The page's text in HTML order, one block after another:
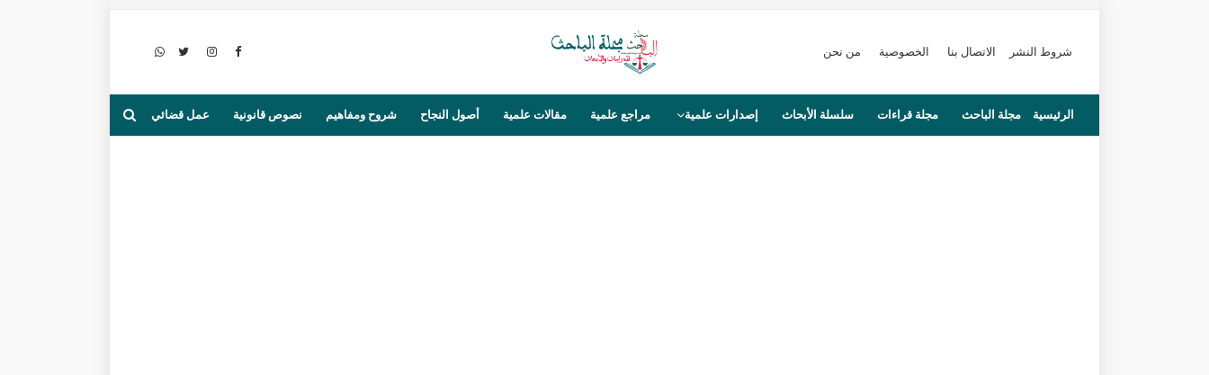
شروط النشر الاتصال بنا الخصوصية من نحن
الرئيسية مجلة الباحث مجلة قراءات سلسلة الأبحاث إصدارات علمية مراجع علمية مقالات علمية أصول النجاح شروح ومفاهيم نصوص قانونية عمل قضائي